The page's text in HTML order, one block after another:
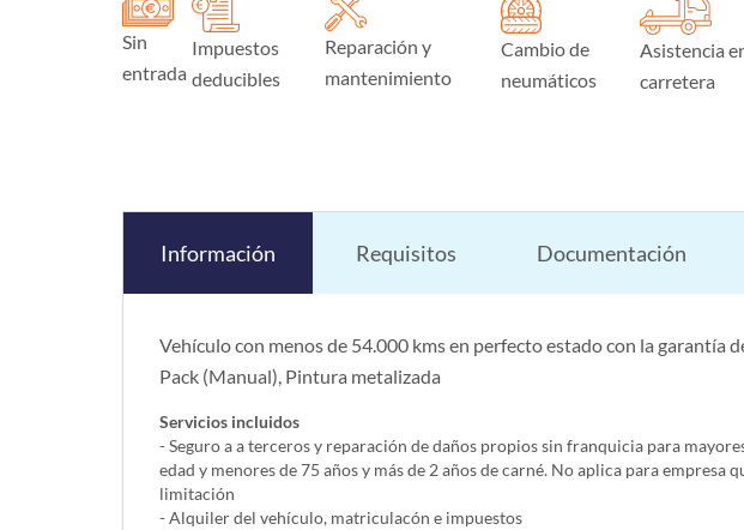
Sin
entrada
Impuestos
deducibles
Reparación y
mantenimiento
Cambio de
neumáticos
Asistencia
carretera
Información Requisitos Documentación
Vehículo con menos de 54.000 kms en perfecto estado con la garantía
Pack (Manual), Pintura metalizada
Servicios incluidos
- Seguro a a terceros y reparación de daños propios sin franquicia para
edad y menores de 75 años y más de 2 años de carné. No aplica para empresa
limitación
- Alquiler del vehí­culo, matriculacón e impuestos